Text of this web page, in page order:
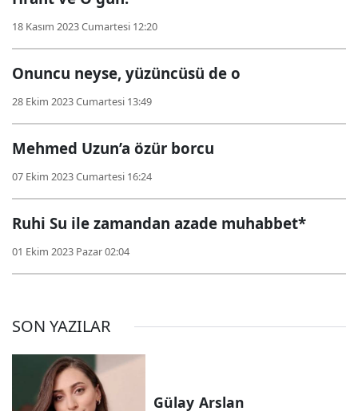
18 Kasım 2023 Cumartesi 12:20
Onuncu neyse, yüzüncüsü de o
28 Ekim 2023 Cumartesi 13:49
Mehmed Uzun’a özür borcu
07 Ekim 2023 Cumartesi 16:24
Ruhi Su ile zamandan azade muhabbet*
01 Ekim 2023 Pazar 02:04
SON YAZILAR
Gülay Arslan